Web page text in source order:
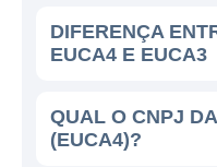
diversos países,
crescimento na
dos pilares da
utiliza tecnologia
DIFERENÇA
EUCA4 E EUCA3
QUAL O CNPJ
(EUCA4)?